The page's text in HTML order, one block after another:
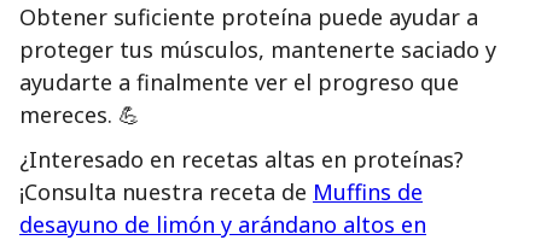
Obtener suficiente proteína puede ayudar a
proteger tus músculos, mantenerte saciado y
ayudarte a finalmente ver el progreso que
mereces. 💪
¿Interesado en recetas altas en proteínas?
¡Consulta nuestra receta de Muffins de
desayuno de limón y arándano altos en